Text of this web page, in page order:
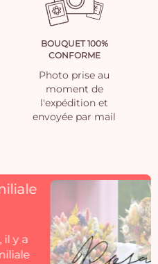
BOUQUET 100%
CONFORME
Photo prise au
moment de
l'expédition et
envoyée par mail
Découvrez
Rosacadaques
Découvrez la collection
de fleurs séchées